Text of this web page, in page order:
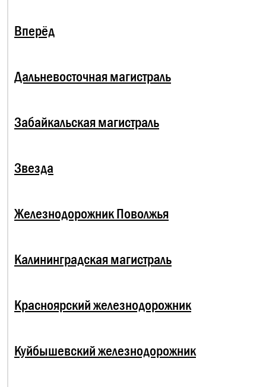
Вперёд
Дальневосточная магистраль
Забайкальская магистраль
Звезда
Железнодорожник Поволжья
Калининградская магистраль
Красноярский железнодорожник
Куйбышевский железнодорожник